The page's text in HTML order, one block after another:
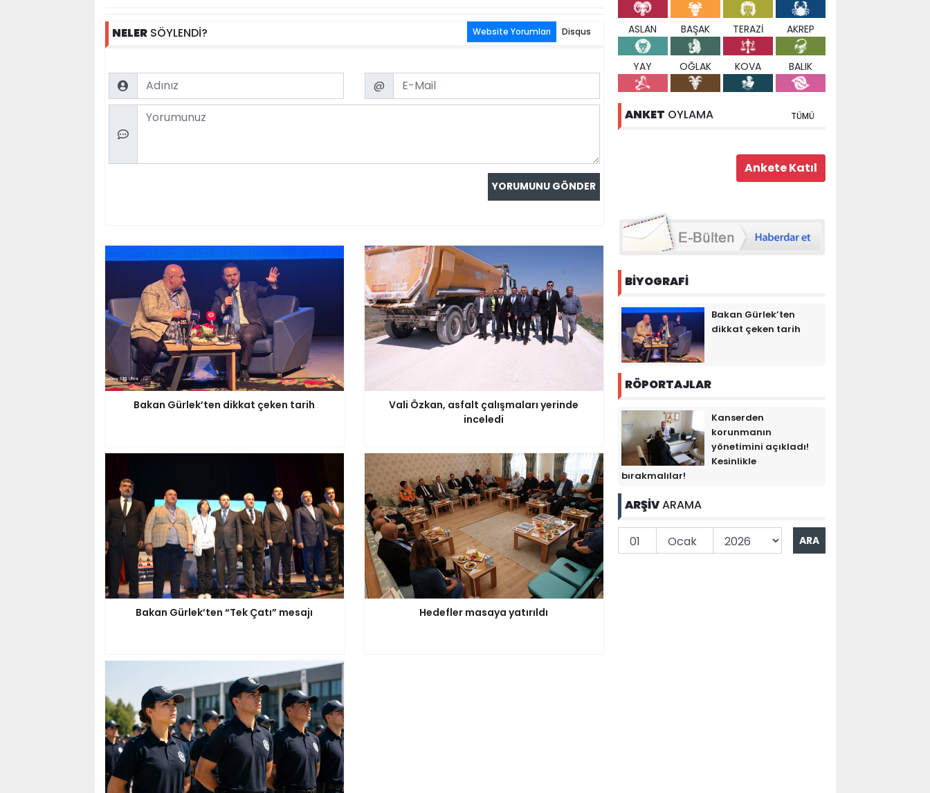
NELERSÖYLENDİ? Website Yorumları Disqus
Name Email
@
Comment
Bakan Gürlek’ten dikkat çeken tarih
Vali Özkan, asfalt çalışmaları yerinde
inceledi
Bakan Gürlek’ten “Tek Çatı” mesajı Hedefler masaya yatırıldı
ASLAN BAŞAK TERAZİ AKREP
YAY OĞLAK KOVA BALIK
ANKET OYLAMA TÜMÜ
BİYOGRAFİ
Bakan Gürlek’ten
dikkat çeken tarih
RÖPORTAJLAR
Kanserden
korunmanın
yönetimini açıkladı!
Kesinlikle
bırakmalılar!
ARŞİVARAMA